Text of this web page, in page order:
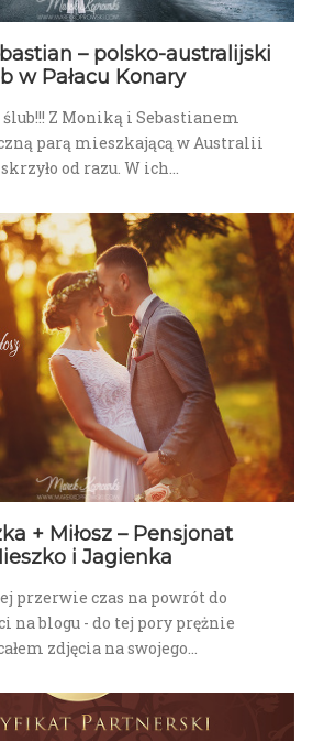
– polsko-australijski
w Pałacu Konary
ślub!!! Z Moniką i Sebastianem
parą mieszkającą w Australii
od razu. W ich…
+ Miłosz – Pensjonat
i Jagienka
przerwie czas na powrót do
na blogu - do tej pory prężnie
zdjęcia na swojego…